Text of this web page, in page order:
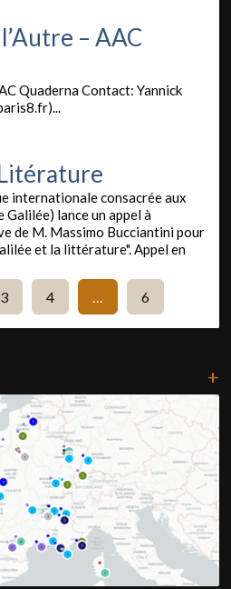
– AAC
Quaderna Contact: Yannick
internationale consacrée aux
Galilée) lance un appel à
de M. Massimo Bucciantini pour
et la littérature". Appel en
3 4 … 6
+